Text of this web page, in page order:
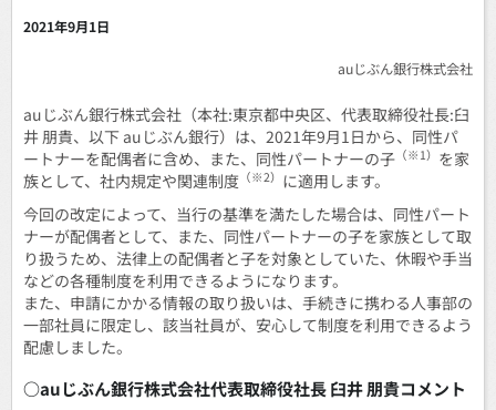
2021年9月1日
auじぶん銀行株式会社
auじぶん銀行株式会社（本社:東京都中央区、代表取締役社長:臼
井 朋貴、以下 auじぶん銀行）は、2021年9月1日から、同性パ
ートナーを配偶者に含め、また、同性パートナーの子 （※1） を家
族として、社内規定や関連制度 （※2） に適用します。
今回の改定によって、当行の基準を満たした場合は、同性パート
ナーが配偶者として、また、同性パートナーの子を家族として取
り扱うため、法律上の配偶者と子を対象としていた、休暇や手当
などの各種制度を利用できるようになります。
また、申請にかかる情報の取り扱いは、手続きに携わる人事部の
一部社員に限定し、該当社員が、安心して制度を利用できるよう
配慮しました。
○auじぶん銀行株式会社代表取締役社長 臼井 朋貴コメント